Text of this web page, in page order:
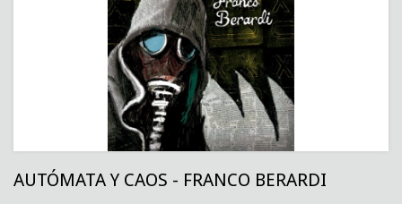
AUTÓMATA Y CAOS - FRANCO BERARDI